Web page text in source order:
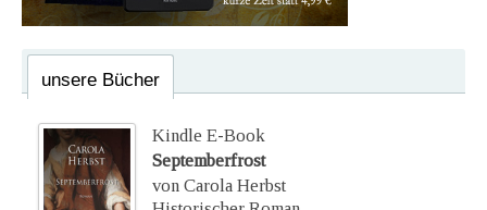
unsere Bücher
Kindle E-Book
Septemberfrost
von Carola Herbst